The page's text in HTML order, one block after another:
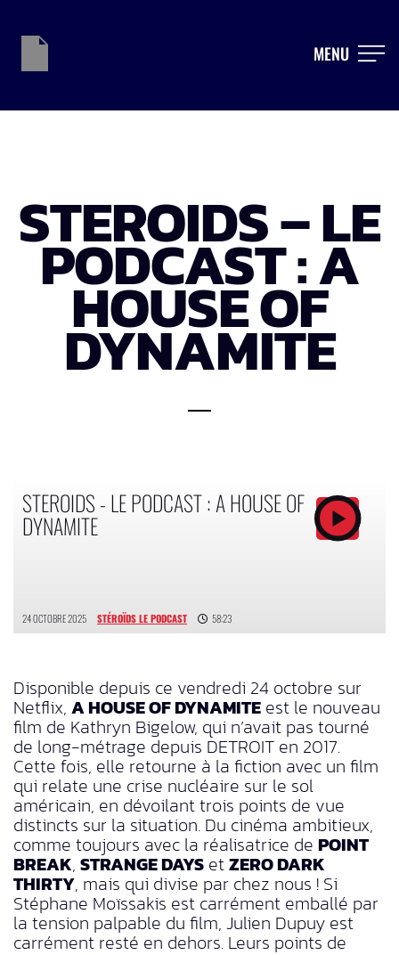
MENU
STEROIDS – LE
PODCAST : A
HOUSE OF
DYNAMITE
STEROIDS - LE PODCAST : A HOUSE OF
DYNAMITE
24 OCTOBRE 2025 STÉROÏDS LE PODCAST 58:23
Disponible depuis ce vendredi 24 octobre sur
Netflix, A HOUSE OF DYNAMITE est le nouveau
film de Kathryn Bigelow, qui n’avait pas tourné
de long-métrage depuis DETROIT en 2017.
Cette fois, elle retourne à la fiction avec un film
qui relate une crise nucléaire sur le sol
américain, en dévoilant trois points de vue
distincts sur la situation. Du cinéma ambitieux,
comme toujours avec la réalisatrice de POINT
BREAK, STRANGE DAYS etZERO DARK
THIRTY, mais qui divise par chez nous ! Si
Stéphane Moïssakis est carrément emballé par
la tension palpable du film, Julien Dupuy est
carrément resté en dehors. Leurs points de